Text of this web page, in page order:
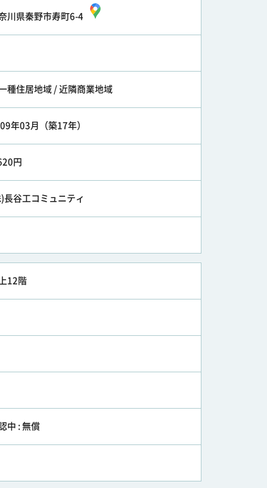
川県秦野市寿町6-4
種住居地域 / 近隣商業地域
年03月（築17年）
円
)長谷工コミュニティ
12階
中 : 無償